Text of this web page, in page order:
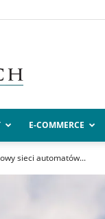
E-COMMERCE
sieci automatów...